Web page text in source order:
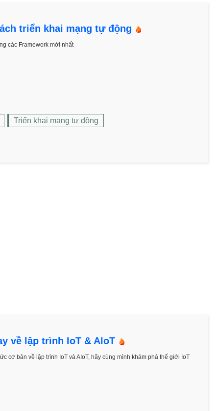
triển khai mạng tự động
các Framework mới nhất
Triển khai mạng tự động
về lập trình IoT & AIoT
cơ bản về lập trình IoT và AIoT, hãy cùng mình khám phá thế giới IoT